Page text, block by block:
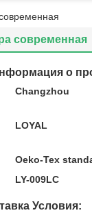
современная
о
Changzhou
LOYAL
Oeko-Tex
LY-009LC
Условия: